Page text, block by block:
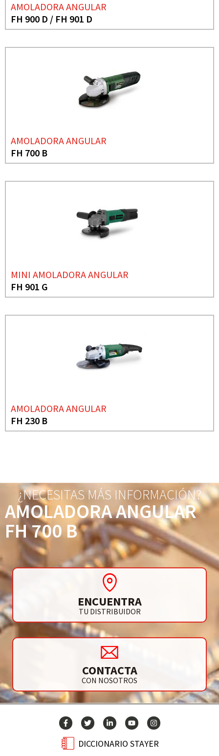
AMOLADORA ANGULAR
FH 900 D / FH 901 D
AMOLADORA ANGULAR
FH 700 B
MINI AMOLADORA ANGULAR
FH 901 G
AMOLADORA ANGULAR
FH 230 B
¿NECESITAS MÁS INFORMACIÓN?
AMOLADORA ANGULAR
FH 700 B
ENCUENTRA
TU DISTRIBUIDOR
CONTACTA
CON NOSOTROS
DICCIONARIO STAYER